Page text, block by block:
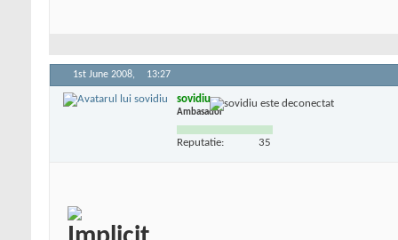
1st June 2008, 13:27
sovidiu
Ambasador
Reputatie: 35